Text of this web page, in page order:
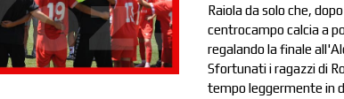
Raiola da solo che,
centrocampo calcia a
regalando la finale
Sfortunati i ragazzi di
tempo leggermente in